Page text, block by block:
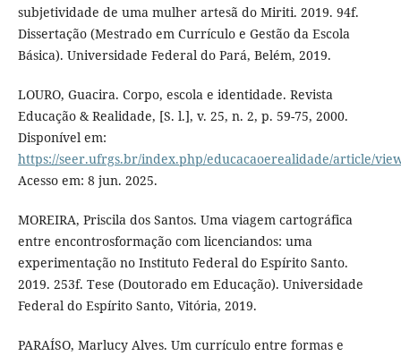
subjetividade de uma mulher artesã do Miriti. 2019. 94f.
Dissertação (Mestrado em Currículo e Gestão da Escola
Básica). Universidade Federal do Pará, Belém, 2019.
LOURO, Guacira. Corpo, escola e identidade. Revista
Educação & Realidade, [S. l.], v. 25, n. 2, p. 59-75, 2000.
Disponível em:
https://seer.ufrgs.br/index.php/educacaoerealidade/article/
Acesso em: 8 jun. 2025.
MOREIRA, Priscila dos Santos. Uma viagem cartográfica
entre encontrosformação com licenciandos: uma
experimentação no Instituto Federal do Espírito Santo.
2019. 253f. Tese (Doutorado em Educação). Universidade
Federal do Espírito Santo, Vitória, 2019.
PARAÍSO, Marlucy Alves. Um currículo entre formas e